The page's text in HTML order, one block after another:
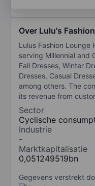
Over Lulu's
Lulus Fashion Lounge
serving Millennial and
Fall Dresses, Winter
Dresses, Casual
among others. The
its revenue from
Sector
Cyclische
Industrie
-
Marktkapitalisatie
0,051249519bn
Gegevens verstrekt